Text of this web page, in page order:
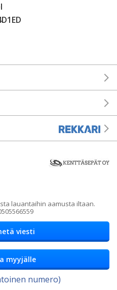
lauantaihin aamusta iltaan.
viesti
myyjälle
numero)